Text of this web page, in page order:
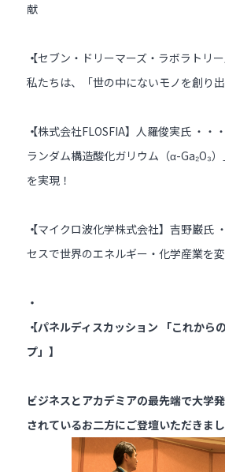
献
【セブン・ドリーマーズ・ラボラトリ
私たちは、「世の中にないモノを創り
【株式会社FLOSFIA】人羅俊実氏 ・・
ランダム構造酸化ガリウム（α-Ga₂O₃
を実現！
【マイクロ波化学株式会社】吉野巌氏
セスで世界のエネルギー・化学産業を
【パネルディスカッション 「これから
プ」】
ビジネスとアカデミアの最先端で大学
されているお二方にご登壇いただきまし